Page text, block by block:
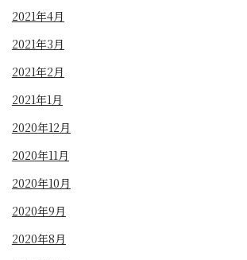
2021年4月
2021年3月
2021年2月
2021年1月
2020年12月
2020年11月
2020年10月
2020年9月
2020年8月